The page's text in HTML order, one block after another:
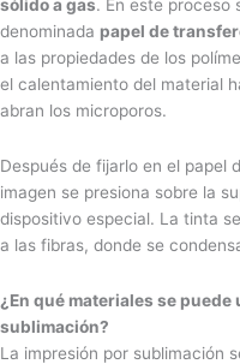
sólido a gas. En este proceso
denominada papel de
a las propiedades de los
el calentamiento del material
abran los microporos.
Después de fijarlo en el papel
imagen se presiona sobre la
dispositivo especial. La tinta
a las fibras, donde se
¿En qué materiales se
sublimación?
La impresión por sublimación